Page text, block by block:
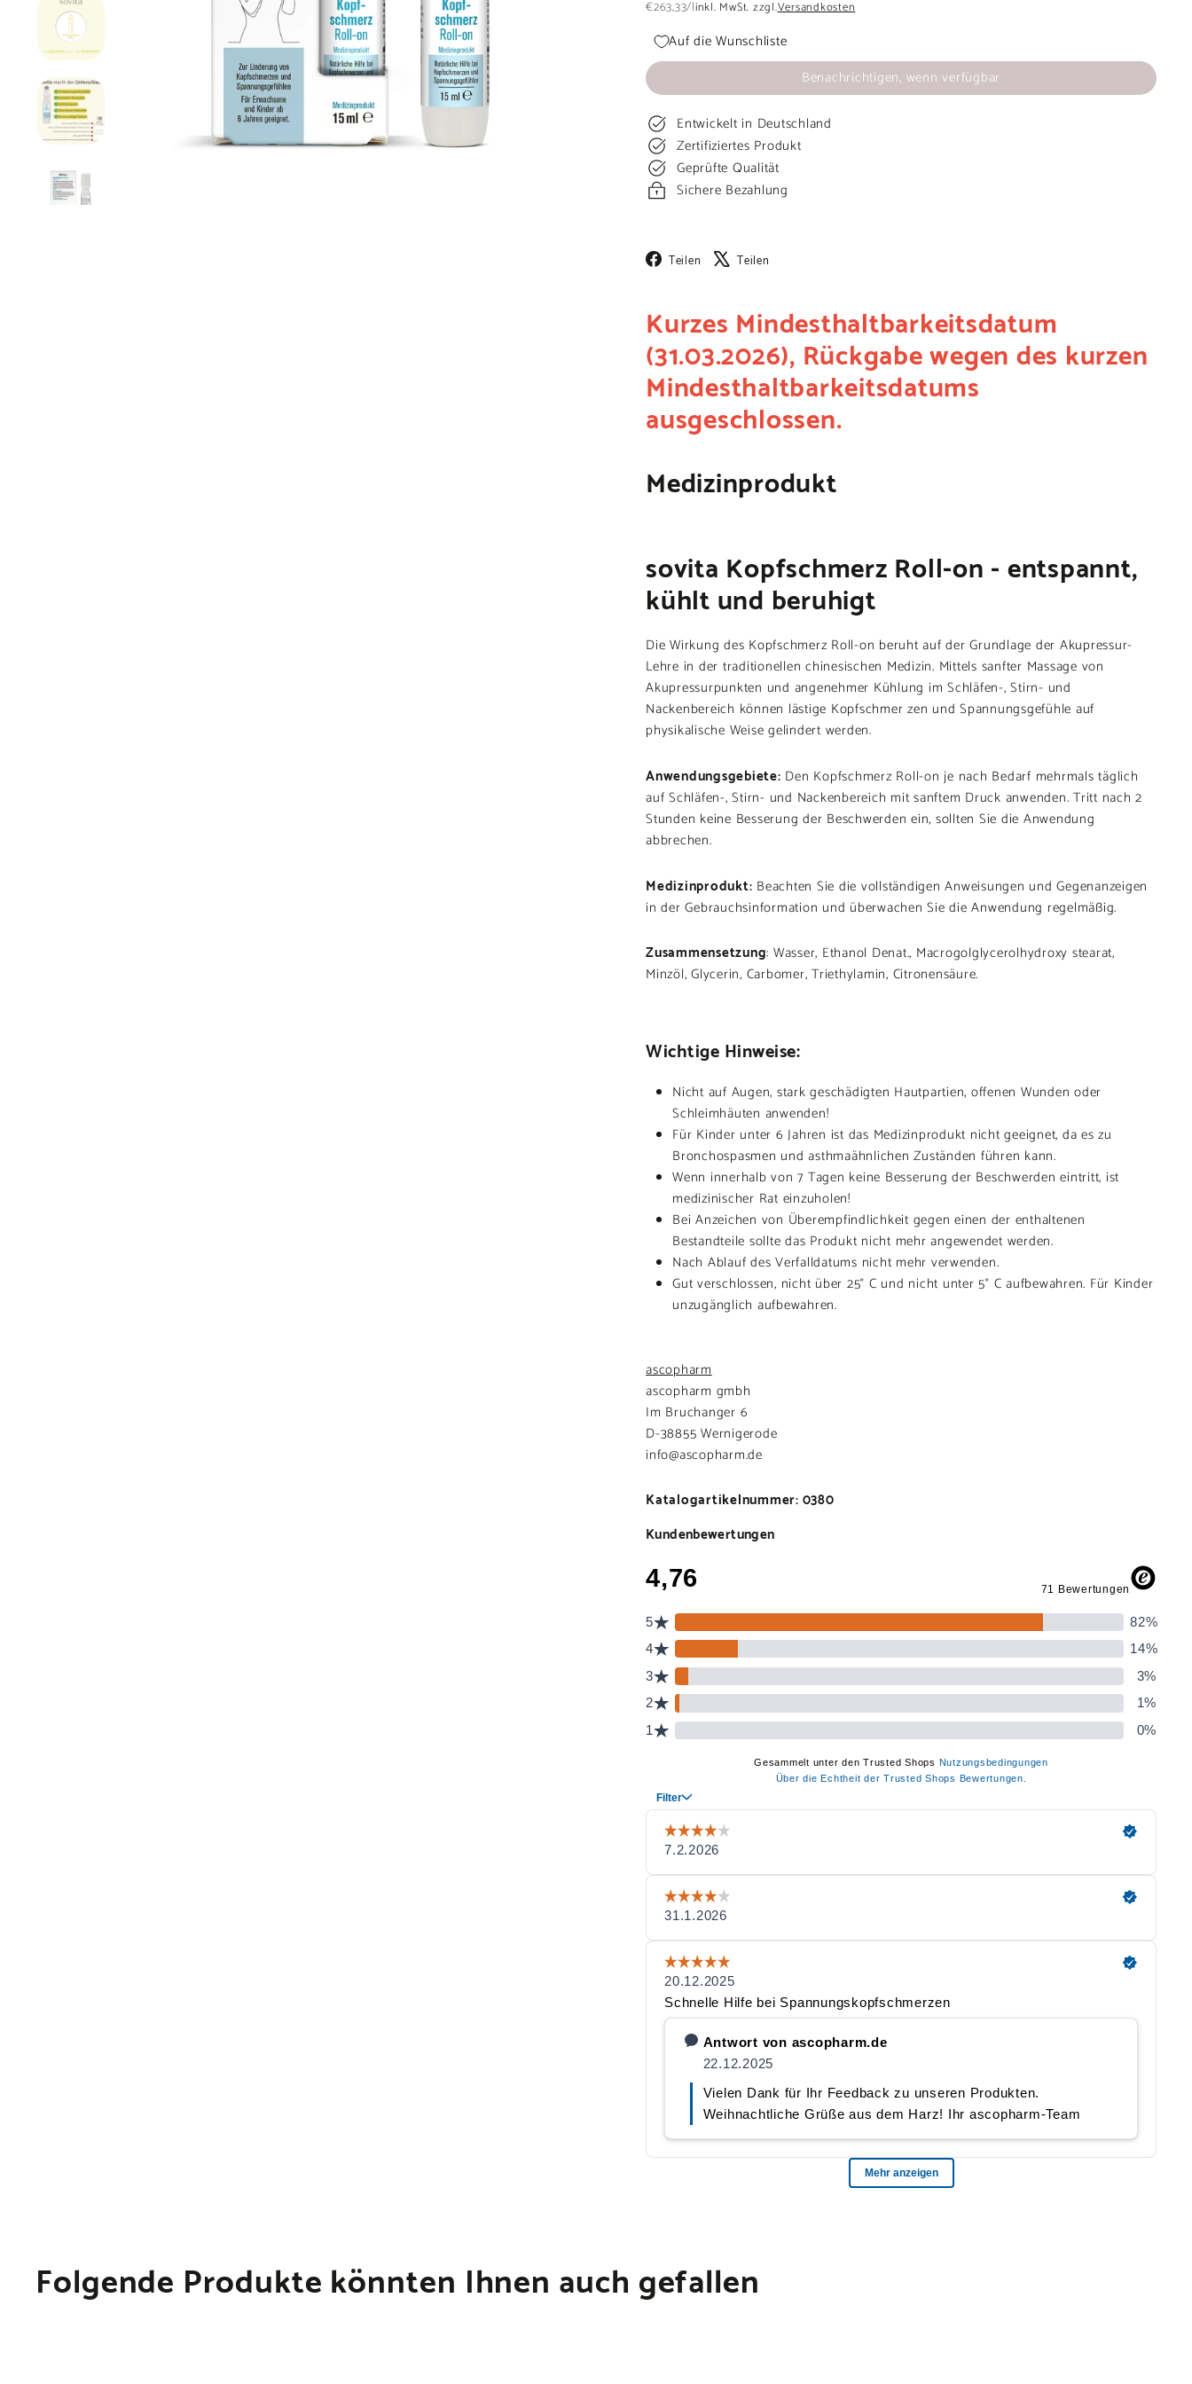
Preis
€263,33€263,33
/linkl. MwSt. zzgl.Versandkosten
Auf die Wunschliste
Benachrichtigen, wenn verfügbar
Entwickelt in Deutschland
Zertifiziertes Produkt
Geprüfte Qualität
Sichere Bezahlung
Teilen Facebook
Teilen
Kurzes Mindesthaltbarkeitsdatum
(31.03.2026), Rückgabe wegen des kurzen
Mindesthaltbarkeitsdatums
ausgeschlossen.
Medizinprodukt
sovita Kopfschmerz Roll-on - entspannt,
kühlt und beruhigt
Die Wirkung des Kopfschmerz Roll-on beruht auf der Grundlage der Akupressur-
Lehre in der traditionellen chinesischen Medizin. Mittels sanfter Massage von
Akupressurpunkten und angenehmer Kühlung im Schläfen-, Stirn- und
Nackenbereich können lästige Kopfschmer zen und Spannungsgefühle auf
physikalische Weise gelindert werden.
Anwendungsgebiete: Den Kopfschmerz Roll-on je nach Bedarf mehrmals täglich
auf Schläfen-, Stirn- und Nackenbereich mit sanftem Druck anwenden. Tritt nach 2
Stunden keine Besserung der Beschwerden ein, sollten Sie die Anwendung
abbrechen.
Medizinprodukt: Beachten Sie die vollständigen Anweisungen und Gegenanzeigen
in der Gebrauchsinformation und überwachen Sie die Anwendung regelmäßig.
Zusammensetzung: Wasser, Ethanol Denat., Macrogolglycerolhydroxy stearat,
Minzöl, Glycerin, Carbomer, Triethylamin, Citronensäure.
Wichtige Hinweise:
Nicht auf Augen, stark geschädigten Hautpartien, offenen Wunden oder
Schleimhäuten anwenden!
Für Kinder unter 6 Jahren ist das Medizinprodukt nicht geeignet, da es zu
Bronchospasmen und asthmaähnlichen Zuständen führen kann.
Wenn innerhalb von 7 Tagen keine Besserung der Beschwerden eintritt, ist
medizinischer Rat einzuholen!
Bei Anzeichen von Überempfindlichkeit gegen einen der enthaltenen
Bestandteile sollte das Produkt nicht mehr angewendet werden.
Nach Ablauf des Verfalldatums nicht mehr verwenden.
Gut verschlossen, nicht über 25° C und nicht unter 5° C aufbewahren. Für Kinder
unzugänglich aufbewahren.
ascopharm
ascopharm gmbh
Im Bruchanger 6
D-38855 Wernigerode
info@ascopharm.de
Katalogartikelnummer: 0380
Kundenbewertungen
Folgende Produkte könnten Ihnen auch gefallen